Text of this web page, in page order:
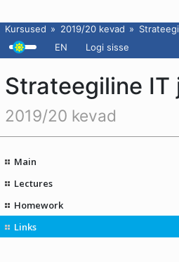
Kursused 2019/20 kevad
EN
Logi sisse
Strateegiline IT
2019/20 kevad
Main
Lectures
Homework
Links